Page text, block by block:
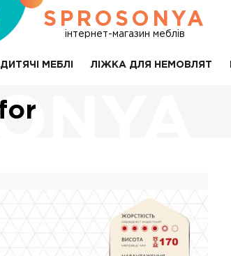
SPROSONYA
інтернет-магазин меблів
ДИТЯЧІ МЕБЛІ ЛІЖКА ДЛЯ НЕМОВЛЯТ